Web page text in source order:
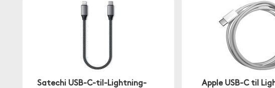
Satechi USB-C-til-Lightning-
Apple USB-C til